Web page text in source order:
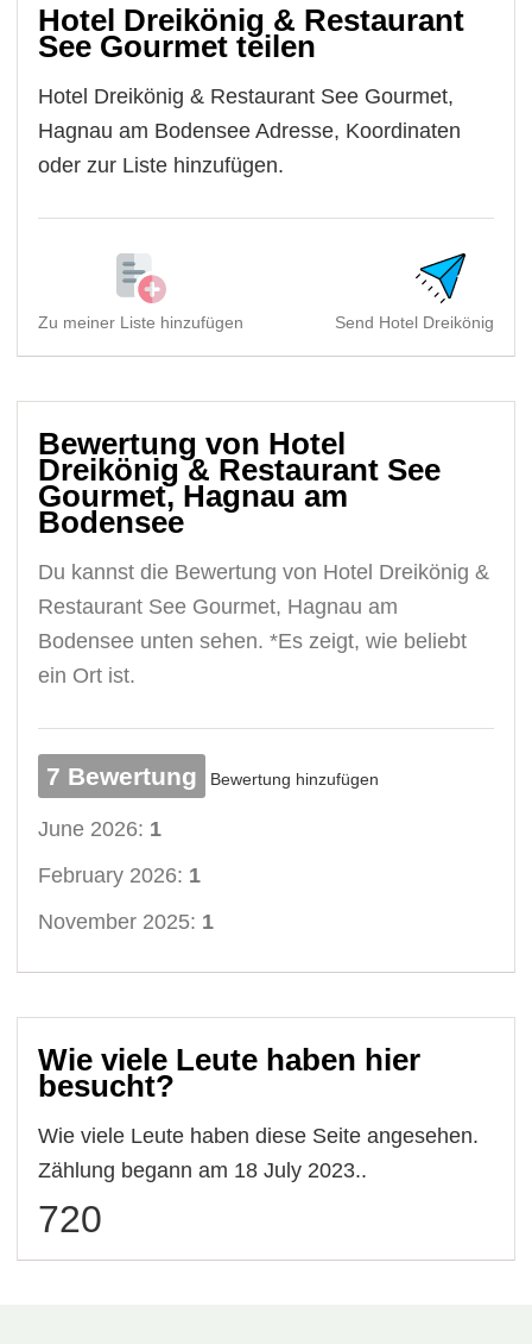
Hotel Dreikönig & Restaurant
See Gourmet teilen
Hotel Dreikönig & Restaurant See Gourmet,
Hagnau am Bodensee Adresse, Koordinaten
oder zur Liste hinzufügen.
Zu meiner Liste hinzufügen Send Hotel Dreikönig &
Bewertung von Hotel
Dreikönig & Restaurant See
Gourmet, Hagnau am
Bodensee
Du kannst die Bewertung von Hotel Dreikönig &
Restaurant See Gourmet, Hagnau am
Bodensee unten sehen. *Es zeigt, wie beliebt
ein Ort ist.
7 Bewertung Bewertung hinzufügen
June 2026: 1
February 2026: 1
November 2025: 1
Wie viele Leute haben hier
besucht?
Wie viele Leute haben diese Seite angesehen.
Zählung begann am 18 July 2023..
720